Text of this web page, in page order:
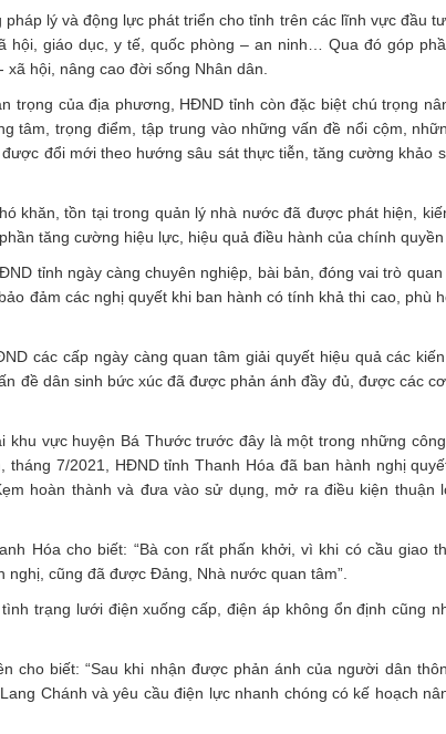
lý và động lực phát triển cho tỉnh trên các lĩnh vực đầu
giáo dục, y tế, quốc phòng – an ninh… Qua đó góp
hội, nâng cao đời sống Nhân dân.
trọng của địa phương, HĐND tỉnh còn đặc biệt chú trọng
tâm, trọng điểm, tập trung vào những vấn đề nổi cộm,
đổi mới theo hướng sâu sát thực tiễn, tăng cường khảo
khăn, tồn tại trong quản lý nhà nước đã được phát hiện,
tăng cường hiệu lực, hiệu quả điều hành của chính quyền
tỉnh ngày càng chuyên nghiệp, bài bản, đóng vai trò quan
đảm các nghị quyết khi ban hành có tính khả thi cao, phù
các cấp ngày càng quan tâm giải quyết hiệu quả các
đề dân sinh bức xúc đã được phản ánh đầy đủ, được các
khu vực huyện Bá Thước trước đây là một trong những
7/2021, HĐND tỉnh Thanh Hóa đã ban hành nghị
hoàn thành và đưa vào sử dụng, mở ra điều kiện thuận
Hóa cho biết: “Bà con rất phấn khởi, vì khi có cầu giao
cũng đã được Đảng, Nhà nước quan tâm”.
trạng lưới điện xuống cấp, điện áp không ổn định cũng
cho biết: “Sau khi nhận được phản ánh của người dân
Chánh và yêu cầu điện lực nhanh chóng có kế hoạch